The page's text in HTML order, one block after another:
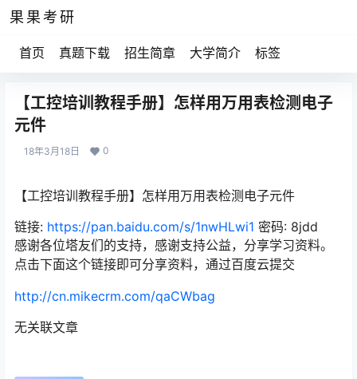
果果考研
首页 真题下载 招生简章 大学简介 标签
【工控培训教程手册】怎样用万用表检测电子
元件
18年3月18日 0
【工控培训教程手册】怎样用万用表检测电子元件
链接: https://pan.baidu.com/s/1nwHLwi1 密码: 8jdd
感谢各位塔友们的支持，感谢支持公益，分享学习资料。
点击下面这个链接即可分享资料，通过百度云提交
http://cn.mikecrm.com/qaCWbag
无关联文章